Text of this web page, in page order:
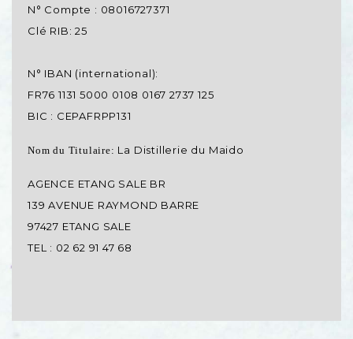
N° Compte : 08016727371
Clé RIB: 25
N° IBAN (international):
FR76 1131 5000 0108 0167 2737 125
BIC : CEPAFRPP131
Nom du Titulaire: La Distillerie du Maido
AGENCE ETANG SALE BR
139 AVENUE RAYMOND BARRE
97427 ETANG SALE
TEL : 02 62 91 47 68